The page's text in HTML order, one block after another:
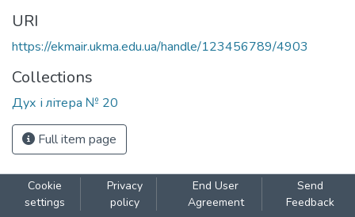
URI
https://ekmair.ukma.edu.ua/handle/123456789/4903
Collections
Дух і літера № 20
Full item page
Cookie
settings
Privacy
policy
End User
Agreement
Send
Feedback